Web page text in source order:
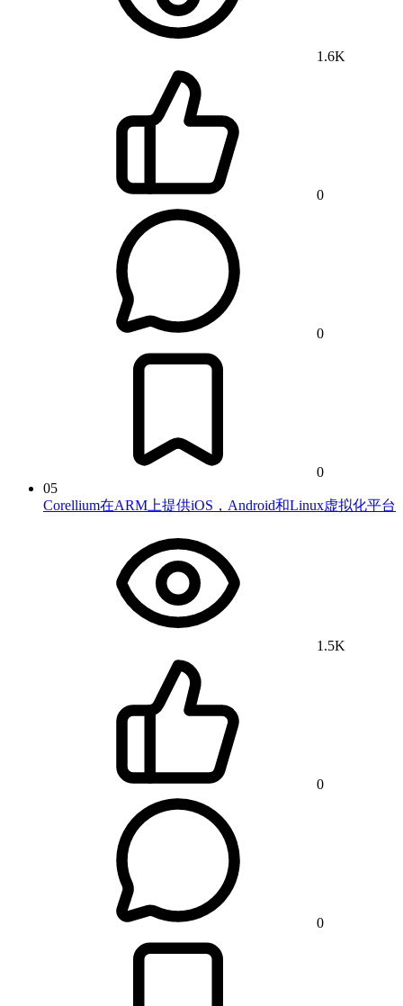
1.6K
0
0
0
05
Corellium在ARM上提供iOS，Android和Linux虚拟化平台
1.5K
0
0